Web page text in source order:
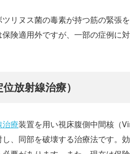
リヌス菌の毒素が持つ筋の緊張
険適用外ですが、一部の症例に
放射線治療）
治療装置を用い視床腹側中間核（
、同部を破壊する治療法です。